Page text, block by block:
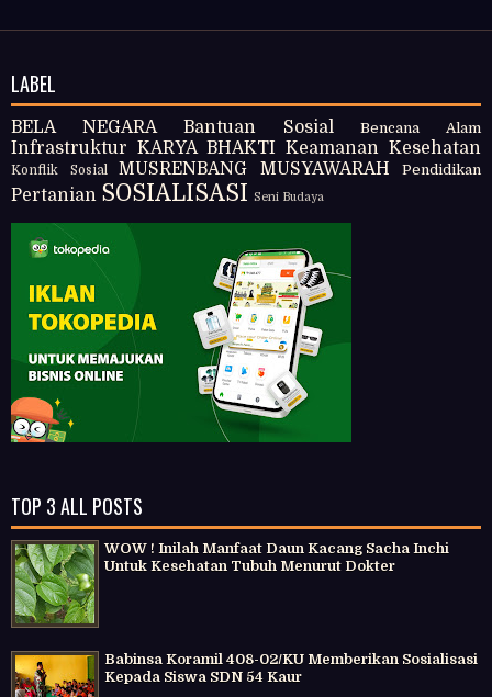
LABEL
BELA NEGARA Bantuan Sosial Bencana Alam
Infrastruktur KARYA BHAKTI Keamanan Kesehatan
Konflik Sosial MUSRENBANG MUSYAWARAH Pendidikan
Pertanian SOSIALISASI Seni Budaya
TOP 3 ALL POSTS
WOW ! Inilah Manfaat Daun Kacang Sacha Inchi
Untuk Kesehatan Tubuh Menurut Dokter
Babinsa Koramil 408-02/KU Memberikan Sosialisasi
Kepada Siswa SDN 54 Kaur